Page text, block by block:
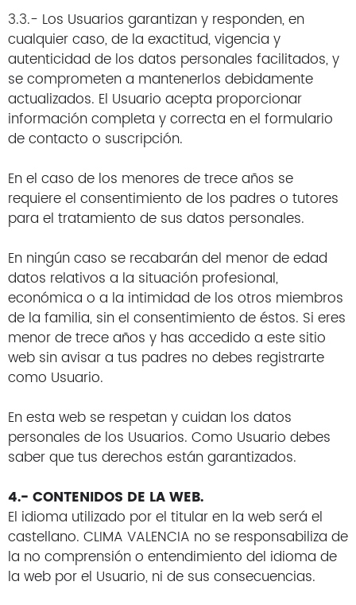
3.3.- Los Usuarios garantizan y responden, en
cualquier caso, de la exactitud, vigencia y
autenticidad de los datos personales facilitados, y
se comprometen a mantenerlos debidamente
actualizados. El Usuario acepta proporcionar
información completa y correcta en el formulario
de contacto o suscripción.
En el caso de los menores de trece años se
requiere el consentimiento de los padres o tutores
para el tratamiento de sus datos personales.
En ningún caso se recabarán del menor de edad
datos relativos a la situación profesional,
económica o a la intimidad de los otros miembros
de la familia, sin el consentimiento de éstos. Si eres
menor de trece años y has accedido a este sitio
web sin avisar a tus padres no debes registrarte
como Usuario.
En esta web se respetan y cuidan los datos
personales de los Usuarios. Como Usuario debes
saber que tus derechos están garantizados.
4.- CONTENIDOS DE LA WEB.
El idioma utilizado por el titular en la web será el
castellano. CLIMA VALENCIA no se responsabiliza de
la no comprensión o entendimiento del idioma de
la web por el Usuario, ni de sus consecuencias.